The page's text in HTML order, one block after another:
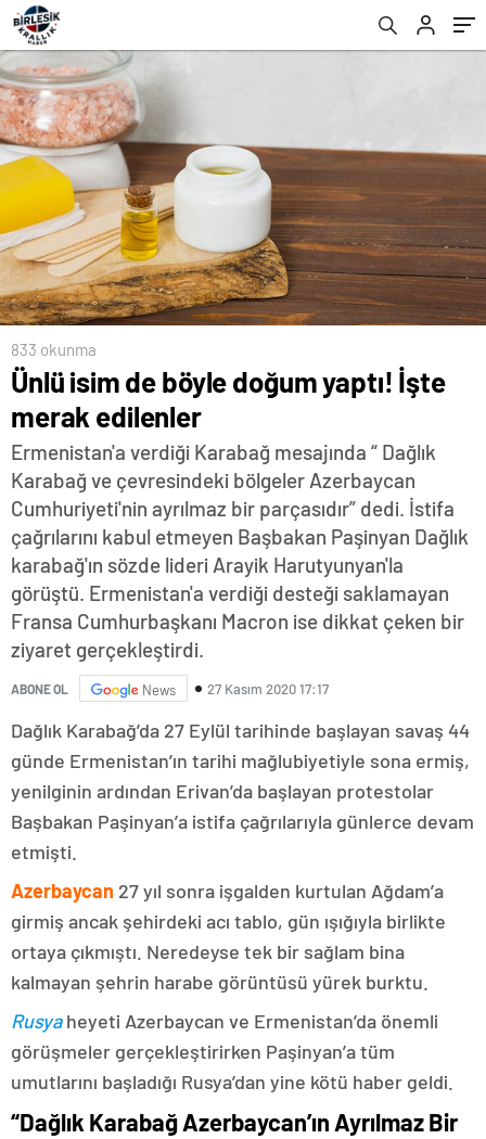
833 okunma
Ünlü isim de böyle doğum yaptı! İşte
merak edilenler
Ermenistan'a verdiği Karabağ mesajında “ Dağlık
Karabağ ve çevresindeki bölgeler Azerbaycan
Cumhuriyeti'nin ayrılmaz bir parçasıdır” dedi. İstifa
çağrılarını kabul etmeyen Başbakan Paşinyan Dağlık
karabağ'ın sözde lideri Arayik Harutyunyan'la
görüştü. Ermenistan'a verdiği desteği saklamayan
Fransa Cumhurbaşkanı Macron ise dikkat çeken bir
ziyaret gerçekleştirdi.
ABONE OL News 27 Kasım 2020 17:17
Dağlık Karabağ’da 27 Eylül tarihinde başlayan savaş 44
günde Ermenistan’ın tarihi mağlubiyetiyle sona ermiş,
yenilginin ardından Erivan’da başlayan protestolar
Başbakan Paşinyan’a istifa çağrılarıyla günlerce devam
etmişti.
Azerbaycan 27 yıl sonra işgalden kurtulan Ağdam’a
girmiş ancak şehirdeki acı tablo, gün ışığıyla birlikte
ortaya çıkmıştı. Neredeyse tek bir sağlam bina
kalmayan şehrin harabe görüntüsü yürek burktu.
Rusyaheyeti Azerbaycan ve Ermenistan’da önemli
görüşmeler gerçekleştirirken Paşinyan’a tüm
umutlarını başladığı Rusya’dan yine kötü haber geldi.
“Dağlık Karabağ Azerbaycan’ın Ayrılmaz Bir